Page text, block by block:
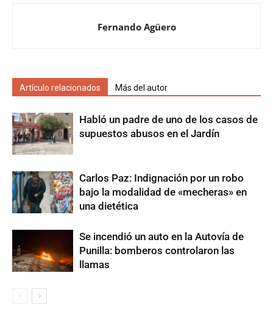
Fernando Agüero
Artículo relacionados Más del autor
Habló un padre de uno de los casos de
supuestos abusos en el Jardín
Carlos Paz: Indignación por un robo
bajo la modalidad de «mecheras» en
una dietética
Se incendió un auto en la Autovía de
Punilla: bomberos controlaron las
llamas